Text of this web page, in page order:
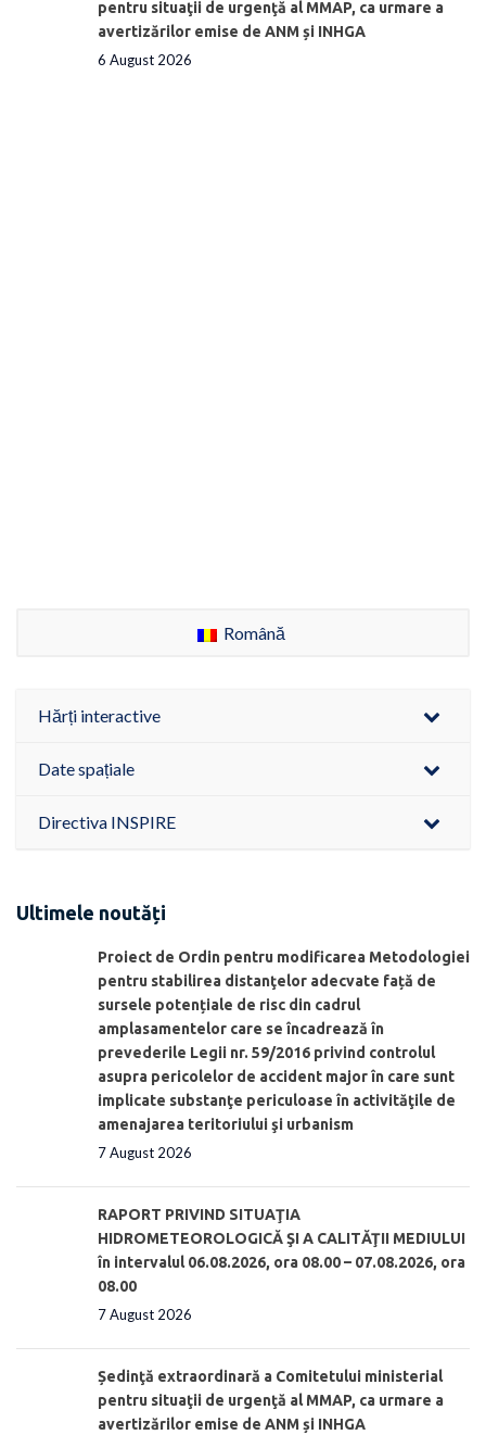
pentru situaţii de urgenţă al MMAP, ca urmare a
avertizărilor emise de ANM și INHGA
6 August 2026
Română
Hărți interactive
Date spațiale
Directiva INSPIRE
Ultimele noutăți
Proiect de Ordin pentru modificarea Metodologiei
pentru stabilirea distanţelor adecvate față de
sursele potențiale de risc din cadrul
amplasamentelor care se încadrează în
prevederile Legii nr. 59/2016 privind controlul
asupra pericolelor de accident major în care sunt
implicate substanţe periculoase în activităţile de
amenajarea teritoriului şi urbanism
7 August 2026
RAPORT PRIVIND SITUAŢIA
HIDROMETEOROLOGICĂ ŞI A CALITĂŢII MEDIULUI
în intervalul 06.08.2026, ora 08.00 – 07.08.2026, ora
08.00
7 August 2026
Ședinţă extraordinară a Comitetului ministerial
pentru situaţii de urgenţă al MMAP, ca urmare a
avertizărilor emise de ANM și INHGA